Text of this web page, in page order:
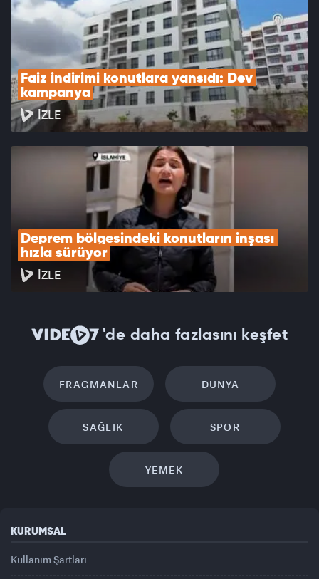
Faiz indirimi konutlara yansıdı: Dev
kampanya
İZLE
Deprem bölgesindeki konutların inşası
hızla sürüyor
İZLE
'de daha fazlasını keşfet
FRAGMANLAR DÜNYA
SAĞLIK SPOR
YEMEK
KURUMSAL
Kullanım Şartları